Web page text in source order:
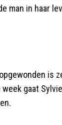
in haar
is
week gaat